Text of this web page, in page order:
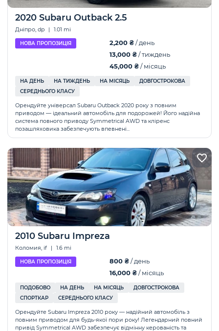
2020 Subaru Outback 2.5
Дніпро, dp | 1.01 mi
НОВА ПРОПОЗИЦІЯ 2,200 ₴/ день
13,000 ₴/ тиждень
45,000 ₴/ місяць
НА ДЕНЬ НА ТИЖДЕНЬ НА МІСЯЦЬ
ДОВГОСТРОКОВА
СЕРЕДНЬОГО КЛАСУ
Орендуйте універсал Subaru Outback 2020 року з повним
приводом — ідеальний автомобіль для подорожей! Його надійна
система повного приводу Symmetrical AWD та кліренс
позашляховика забезпечують впевнені...
2010 Subaru Impreza
Коломия, if | 1.6 mi
НОВА ПРОПОЗИЦІЯ 800 ₴/ день
16,000 ₴/ місяць
ПОДОБОВО НА ДЕНЬ НА МІСЯЦЬ
ДОВГОСТРОКОВА
СПОРТКАР
СЕРЕДНЬОГО КЛАСУ
Орендуйте Subaru Impreza 2010 року — надійний автомобіль з
повним приводом для будь-якої пори року! Легендарний повний
привід Symmetrical AWD забезпечує відмінну керованість та